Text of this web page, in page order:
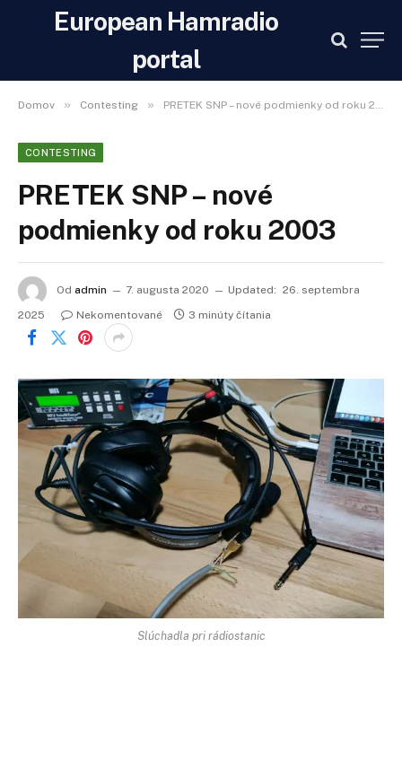
European Hamradio
portal
Domov » Contesting » PRETEK SNP – nové podmienky od roku 2003
CONTESTING
PRETEK SNP – nové
podmienky od roku 2003
Od admin 7. augusta 2020 Updated: 26. septembra
2025
Nekomentované 3 minúty čítania
Slúchadla pri rádiostanic